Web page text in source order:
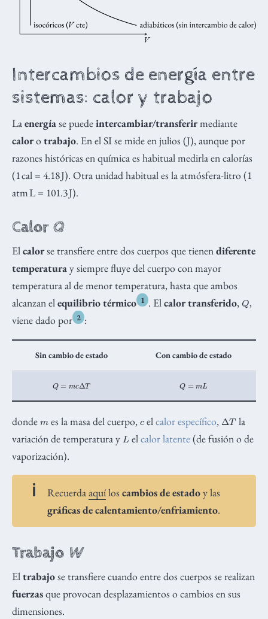
Intercambios de energía entre
sistemas: calor y trabajo
Laenergíase puedeintercambiar/transferirmediante
caloro trabajo. En el SI se mide en julios (J), aunque por
razones históricas en química es habitual medirla en calorías
(1 cal = 4.18 J). Otra unidad habitual es la atmósfera-litro (1
atm L = 101.3 J).
Calor Q
Elcalorse transfiere entre dos cuerpos que tienendiferente
temperaturay siempre fluye del cuerpo con mayor
temperatura al de menor temperatura, hasta que ambos
alcanzan elequilibrio térmico 1 . Elcalor transferido,Q,
viene dado por 2 :
Sin cambio de estado Con cambio de estado
Q T Q
donde es la masa del cuerpo, elcalor específico, Δ Tla
variación de temperatura y Lelcalor latente(de fusión o de
vaporización).
Recuerdaaquílos cambios de estadoy las
gráficas de calentamiento/enfriamiento.
Trabajo W
Eltrabajose transfiere cuando entre dos cuerpos se realizan
fuerzasque provocan desplazamientos o cambios en sus
dimensiones.